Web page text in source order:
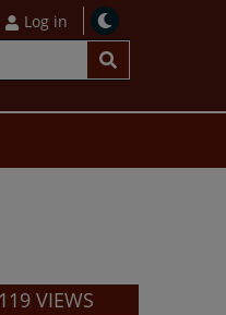
Log in
VIEWS